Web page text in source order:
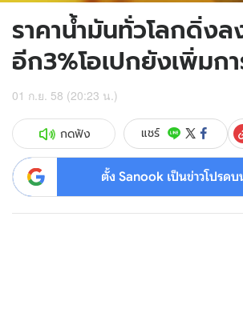
ราคาน้ำมันทั่วโลกดิ่งล
อีก3%โอเปกยังเพิ่มก
01 ก.ย. 58 (20:23 น.)
กดฟัง แชร์
ตั้ง Sanook เป็นข่าวโปรด